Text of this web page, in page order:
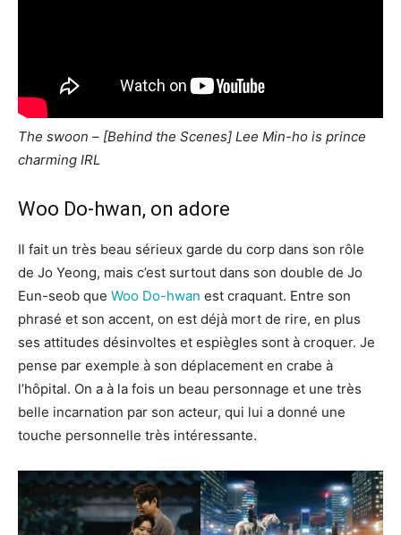
The swoon – [Behind the Scenes] Lee Min-ho is prince
charming IRL
Woo Do-hwan, on adore
Il fait un très beau sérieux garde du corp dans son rôle
de Jo Yeong, mais c’est surtout dans son double de Jo
Eun-seob que Woo Do-hwan est craquant. Entre son
phrasé et son accent, on est déjà mort de rire, en plus
ses attitudes désinvoltes et espiègles sont à croquer. Je
pense par exemple à son déplacement en crabe à
l’hôpital. On a à la fois un beau personnage et une très
belle incarnation par son acteur, qui lui a donné une
touche personnelle très intéressante.